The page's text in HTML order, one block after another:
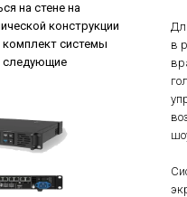
в
на стене на
конструкции
системы
следующие